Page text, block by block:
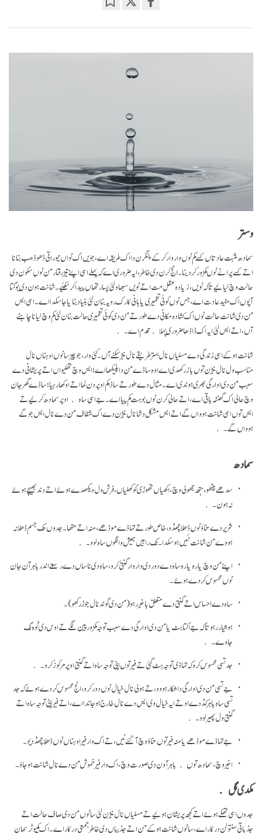
on
وستر
سمادھ مثبت عادتاں کسے کم نوں وار وار کر کے پنگرن دا اک طریقہ اے، جویں اک نواں نیوراتی ڈھو ڈھب بنانا
اتے کسے پرانے نوں کمزور کر دینا۔ انج کرن دی خاطر، ایہ ضروری اے کہ پہلے اسی اپنے تیز رفتار من نوں سکون دی
حالت وچ لیائیے تا کہ نویں، زیادہ عقل مت اتے نویں سبھاو لئی پسار تھاں پیدا کر سکئیے۔ شانت ہون دی یوگتا
آپوں اک مفید عادت اے، جس نوں کوئی تعمیری یا ہانی کارک رویہ بنان لئی بنیاد بنایا جا سکدا اے۔ اسی ایس
من دی شانت حالت نوں اک کشادہ مکانی دے طور تے من دی کوئی تعمیری حالت بنان لئی کم وچ لیانا چاہنے
آں، اتے ایس لئی ایہ اک ڈاڈھا ضروری پہلا قدم اے۔
شانت ہو کے اسی زندگی دے مسلیاں نال بہتر طریقے نال نبڑ سکنے آں۔ کئی وار، جو چیز سانوں اوہناں نال
مناسب ول نال نبڑن توں باز رکھدی اے اوہ ساڈے من دا پلیکھا اے؛ ایس وچ تھکیواں اتے پریشانی دے
سبب من دی اوارگی بھری ہوندی اے۔ مثال دے طور تے ساڈا کم اوپر دن لما اتے اوکھا رہیا؛ ساڈے گھر جان
وچ حالی اک گھنٹہ باقی اے، اتے حالی کرن نوں بوہت کم پیا اے۔ جے اسی ساہ اوپر سمادھ کرئیے تے
ایس توں اسی شانت ہوواں گے اتے ایس مشکل دشا نال نبڑن دے اک شفاف من دے نال ایس جوگے
ہوواں گے۔
سمادھ
سدھے بیٹھو، ہتھ جھولی وچ، اکھیاں تھوڑی کو کھلیاں، فرش ول ویکھدے ہوئے اتے دند بھیچے ہوئے
نہ ہون۔
شریر دے تناؤ نوں ڈھلا چھڈو، خاص طور تے تہاڈے موڈھے، منہ اتے متھا۔ جدوں تک جسم ڈھلا نہ
ہووے من شانت نئیں ہو سکدا۔ نک راہیں ہمیش وانگوں ساہ لوو۔
اپنے من وچ یارہ یارہ ساہ دے دور دی وار وار گنتی کرو، ساہ دی ناساں دے رستے اندر باہر آن جان
نوں محسوس کردے ہوئے۔
ساہ دے احساس اتے گنتی دے متعلق با خبر رہو (من دی گوند نال جوڑ رکھو)۔
ہوشیار رہو تا کہ جے اکتاہٹ یا من دی اوارگی دے سبب توجہ کمزور پین لگے تے اوس دی ٹوہ لگ
جاوے۔
جد تسی محسوس کرو کہ تہاڈی توجہ ہٹ گئی تے فیرتوں اپنی توجہ ساہ اتے گنتی اوپر مرکوز کرو۔
جے تسی من دی اوارگی دا شکار ہووو، تے ہولی نال خیال نوں دور کرو، انج محسوس کردے ہوئے کہ جد
تسی ساہ باہر کڈدے او تے ایہ خیال وی ایس دے نال خارج ہو جاندا اے، اتے فیر اپنی توجہ ساہ اتے
گنتی ول پھیر لوو۔
جے تہاڈے موڈھے یا منہ فیر توں تناؤ وچ آ گئے نیں، تے اک وار فیر اوہناں نوں ڈھلا چھڈ دیو۔
اخیر وچ، سمادھ توں باہر آون دی صورت وچ، اک وار فیر خموش من دے نال شانت ہو جاؤ۔
مکدی گل
جدوں اسی تھکے ہوئے اتے کجھ پریشان ہوئیے تے مسلیاں نال نبڑن لئی سانوں من دی صاف حالت اتے
جذباتی سنتولن درکار اے، سانوں شانت ہو کے من اتے جذبیاں دی خاطر جمعی درکار اے۔ اک کمپیوٹر سمان